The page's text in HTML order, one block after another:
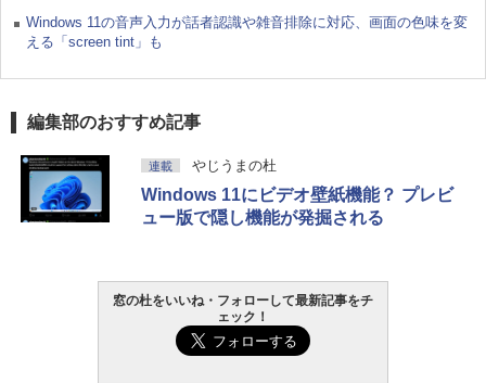
Windows 11の音声入力が話者認識や雑音排除に対応、画面の色味を変
える「screen tint」も
編集部のおすすめ記事
連載 やじうまの杜
Windows 11にビデオ壁紙機能？ プレビ
ュー版で隠し機能が発掘される
窓の杜をいいね・フォローして最新記事をチ
ェック！